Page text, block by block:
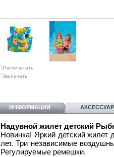
Распечатать
Увеличить
ИНФОРМАЦИЯ
Надувной жилет детский
Новинка! Яркий детский жилет
лет. Три независимые
Регулируемые ремешки.